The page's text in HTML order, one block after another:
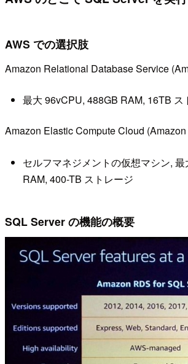
AWS での選択肢
Amazon Relational Database Service
最大 96vCPU, 488GB RAM, 16TB ス
Amazon Elastic Compute Cloud
セルフマネジメントの仮想マシン,
RAM, 400-TB ストレージ
SQL Server の機能の概要